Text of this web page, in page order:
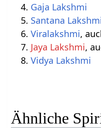
Gaja Lakshmi
Santana
Viralakshmi,
Jaya Lakshmi,
Vidya Lakshmi
Ähnliche